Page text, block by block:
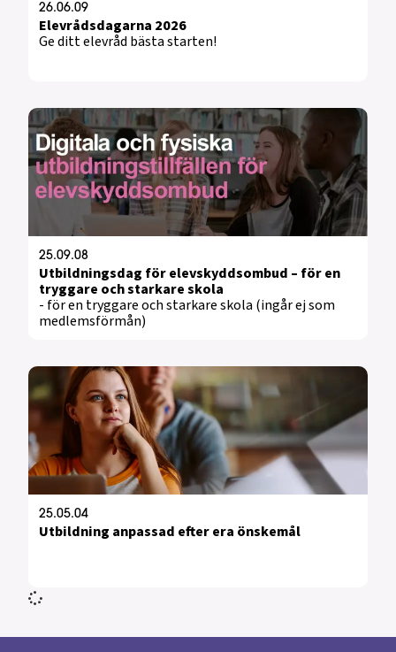
26.06.09
Elevrådsdagarna 2026
Ge ditt elevråd bästa starten!
25.09.08
Utbildningsdag för elevskyddsombud – för en
tryggare och starkare skola
- för en tryggare och starkare skola (ingår ej som
medlemsförmån)
25.05.04
Utbildning anpassad efter era önskemål